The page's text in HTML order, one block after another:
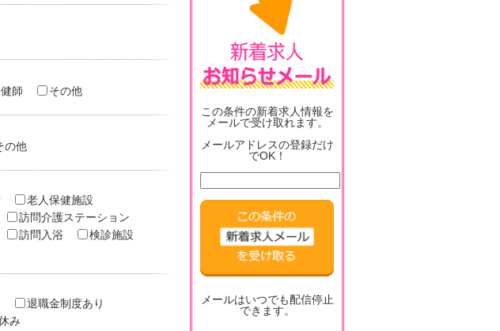
師 その他
の他
老人保健施設
訪問介護ステーション
訪問入浴
検診施設
退職金制度あり
み
この条件の新着求人情報を
メールで受け取れます。
メールアドレスの登録だけ
でOK！
メールはいつでも配信停止
できます。